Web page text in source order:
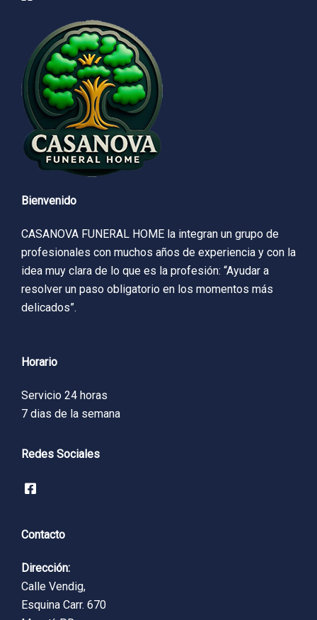
Bienvenido
CASANOVA FUNERAL HOME la integran un grupo de
profesionales con muchos años de experiencia y con la
idea muy clara de lo que es la profesión: “Ayudar a
resolver un paso obligatorio en los momentos más
delicados”.
Horario
Servicio 24 horas
7 dias de la semana
Redes Sociales
Contacto
Dirección:
Calle Vendig,
Esquina Carr. 670